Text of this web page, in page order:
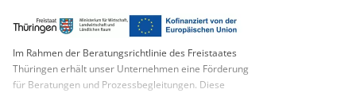
Im Rahmen der Beratungsrichtlinie des Freistaates
Thüringen erhält unser Unternehmen eine Förderung
für Beratungen und Prozessbegleitungen. Diese